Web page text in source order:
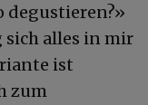
degustieren?»
sich alles in mir
ist
zum